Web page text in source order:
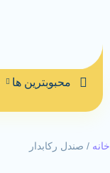
محبوبترین ها
خانه / صندل رکابدار